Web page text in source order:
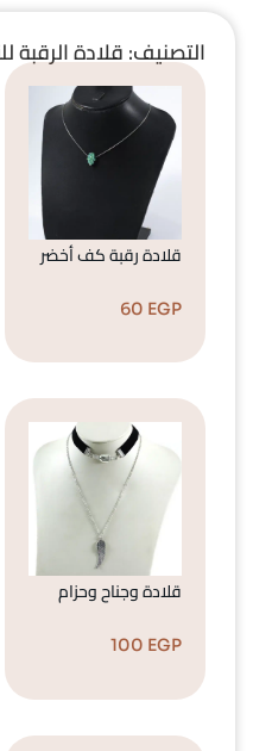
التصنيف: قلادة الرقبة
قلادة رقبة كف أخضر
60 EGP
قلادة وجناح وحزام
100 EGP